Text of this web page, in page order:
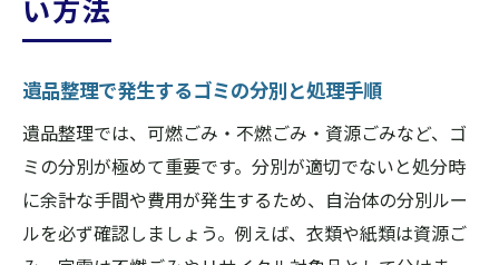
い方法
遺品整理で発生するゴミの分別と処理手順
遺品整理では、可燃ごみ・不燃ごみ・資源ごみなど、ゴ
ミの分別が極めて重要です。分別が適切でないと処分時
に余計な手間や費用が発生するため、自治体の分別ルー
ルを必ず確認しましょう。例えば、衣類や紙類は資源ご